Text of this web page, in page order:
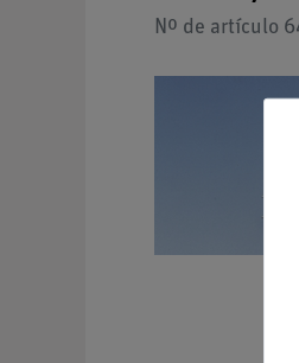
Nº de artículo